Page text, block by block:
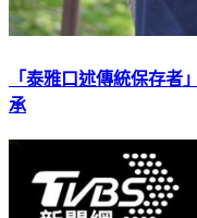
「泰雅口述傳統保存
承